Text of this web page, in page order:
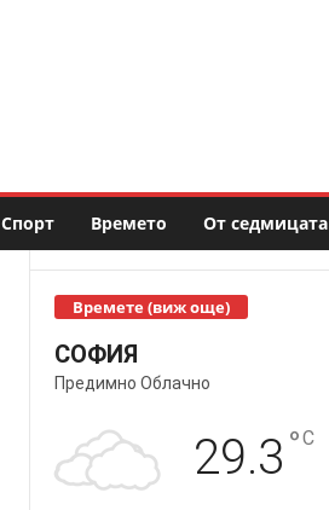
Спорт Времето От седмицата
Времете (виж още)
СОФИЯ
Предимно Облачно
29.3 °C